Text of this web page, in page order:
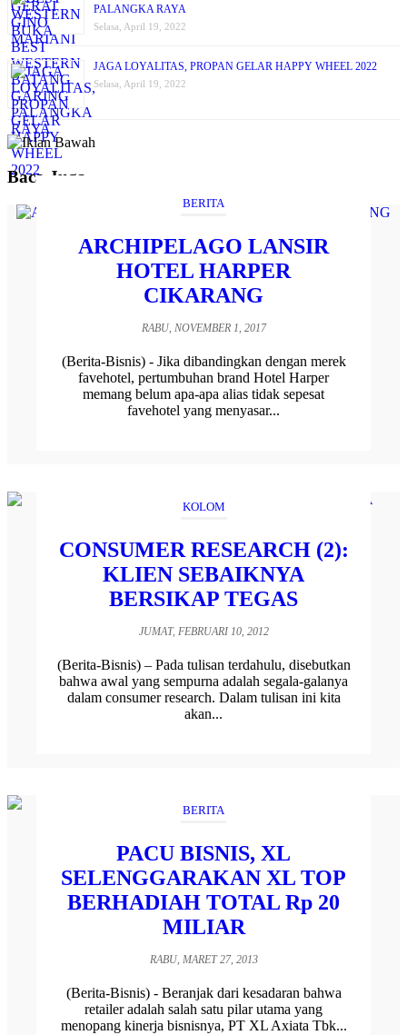
PALANGKA RAYA
Selasa, April 19, 2022
JAGA LOYALITAS, PROPAN GELAR HAPPY WHEEL 2022
Selasa, April 19, 2022
Baca Juga
BERITA
ARCHIPELAGO LANSIR
HOTEL HARPER
CIKARANG
RABU, NOVEMBER 1, 2017
(Berita-Bisnis) - Jika dibandingkan dengan merek
favehotel, pertumbuhan brand Hotel Harper
memang belum apa-apa alias tidak sepesat
favehotel yang menyasar...
KOLOM
CONSUMER RESEARCH (2):
KLIEN SEBAIKNYA
BERSIKAP TEGAS
JUMAT, FEBRUARI 10, 2012
(Berita-Bisnis) – Pada tulisan terdahulu, disebutkan
bahwa awal yang sempurna adalah segala-galanya
dalam consumer research. Dalam tulisan ini kita
akan...
BERITA
PACU BISNIS, XL
SELENGGARAKAN XL TOP
BERHADIAH TOTAL Rp 20
MILIAR
RABU, MARET 27, 2013
(Berita-Bisnis) - Beranjak dari kesadaran bahwa
retailer adalah salah satu pilar utama yang
menopang kinerja bisnisnya, PT XL Axiata Tbk...